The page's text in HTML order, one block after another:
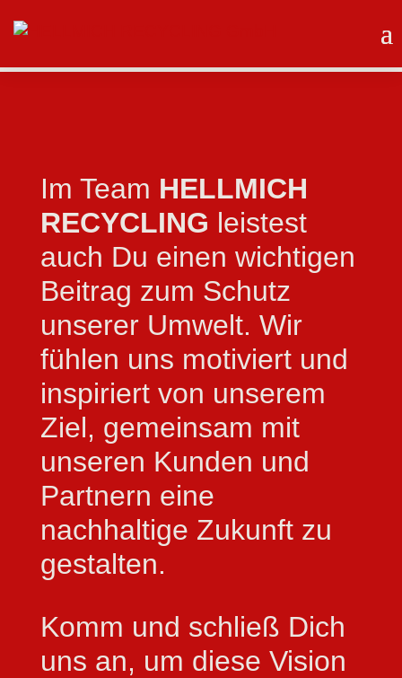
Im Team HELLMICH
RECYCLING leistest
auch Du einen wichtigen
Beitrag zum Schutz
unserer Umwelt. Wir
fühlen uns motiviert und
inspiriert von unserem
Ziel, gemeinsam mit
unseren Kunden und
Partnern eine
nachhaltige Zukunft zu
gestalten.
Komm und schließ Dich
uns an, um diese Vision